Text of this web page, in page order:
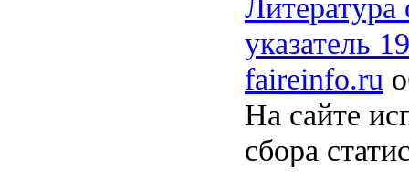
Литература
указатель
faireinfo.ru
На сайте
сбора